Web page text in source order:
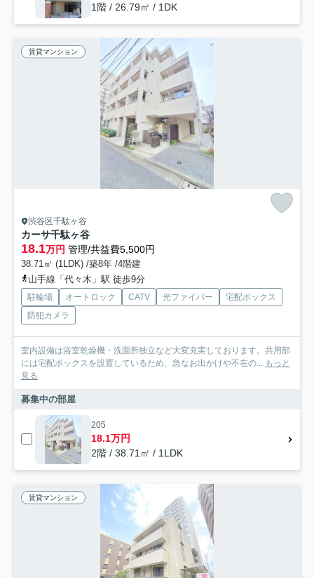
1階 / 26.79㎡ / 1DK
賃貸マンション
渋谷区千駄ヶ谷
カーサ千駄ヶ谷
18.1万円 管理/共益費5,500円
38.71㎡ (1LDK) /築8年 /4階建
山手線「代々木」駅 徒歩9分
駐輪場 オートロック CATV 光ファイバー
宅配ボックス
防犯カメラ
室内設備は浴室乾燥機・洗面所独立など大変充実しております。共用部
には宅配ボックスを設置しているため、急なお出かけや不在の...
もっと
見る
募集中の部屋
205
18.1万円
2階 / 38.71㎡ / 1LDK
賃貸マンション